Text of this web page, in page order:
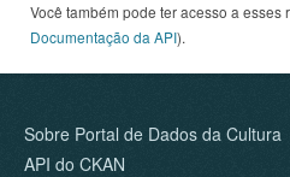
Você também pode ter acesso a esses
Documentação da API).
Sobre Portal de Dados da Cultura
API do CKAN